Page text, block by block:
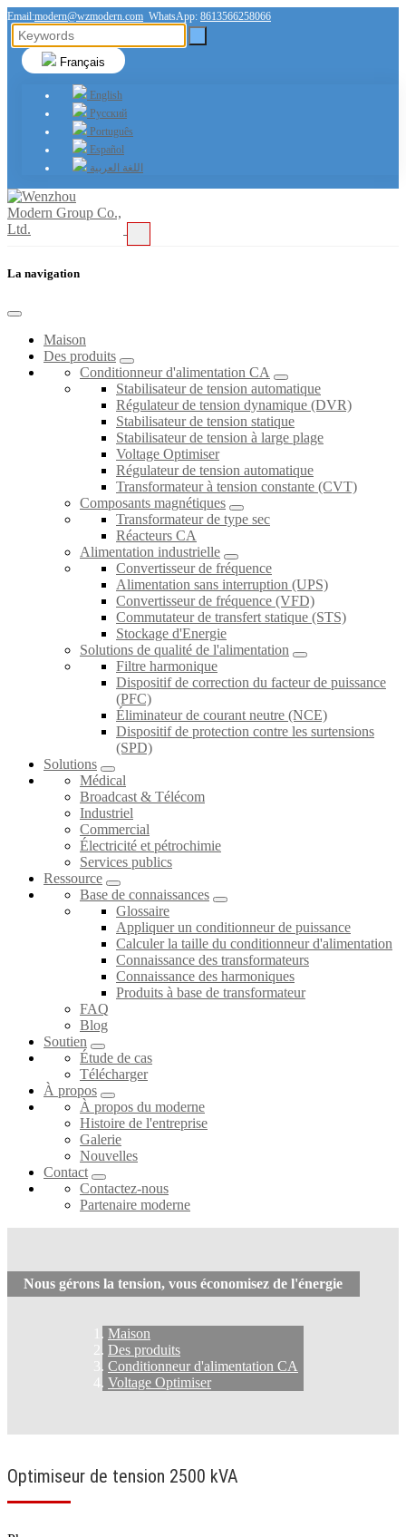
Email:modern@wzmodern.com WhatsApp: 8613566258066
Français
English
Русский
Português
Español
اللغة العربية
La navigation
Maison
Des produits
Conditionneur d'alimentation CA
Stabilisateur de tension automatique
Régulateur de tension dynamique (DVR)
Stabilisateur de tension statique
Stabilisateur de tension à large plage
Voltage Optimiser
Régulateur de tension automatique
Transformateur à tension constante (CVT)
Composants magnétiques
Transformateur de type sec
Réacteurs CA
Alimentation industrielle
Convertisseur de fréquence
Alimentation sans interruption (UPS)
Convertisseur de fréquence (VFD)
Commutateur de transfert statique (STS)
Stockage d'Energie
Solutions de qualité de l'alimentation
Filtre harmonique
Dispositif de correction du facteur de puissance
(PFC)
Éliminateur de courant neutre (NCE)
Dispositif de protection contre les surtensions
(SPD)
Solutions
Médical
Broadcast & Télécom
Industriel
Commercial
Électricité et pétrochimie
Services publics
Ressource
Base de connaissances
Glossaire
Appliquer un conditionneur de puissance
Calculer la taille du conditionneur d'alimentation
Connaissance des transformateurs
Connaissance des harmoniques
Produits à base de transformateur
FAQ
Blog
Soutien
Étude de cas
Télécharger
À propos
À propos du moderne
Histoire de l'entreprise
Galerie
Nouvelles
Contact
Contactez-nous
Partenaire moderne
Nous gérons la tension, vous économisez de l'énergie
Maison
Des produits
Conditionneur d'alimentation CA
Voltage Optimiser
Optimiseur de tension 2500 kVA